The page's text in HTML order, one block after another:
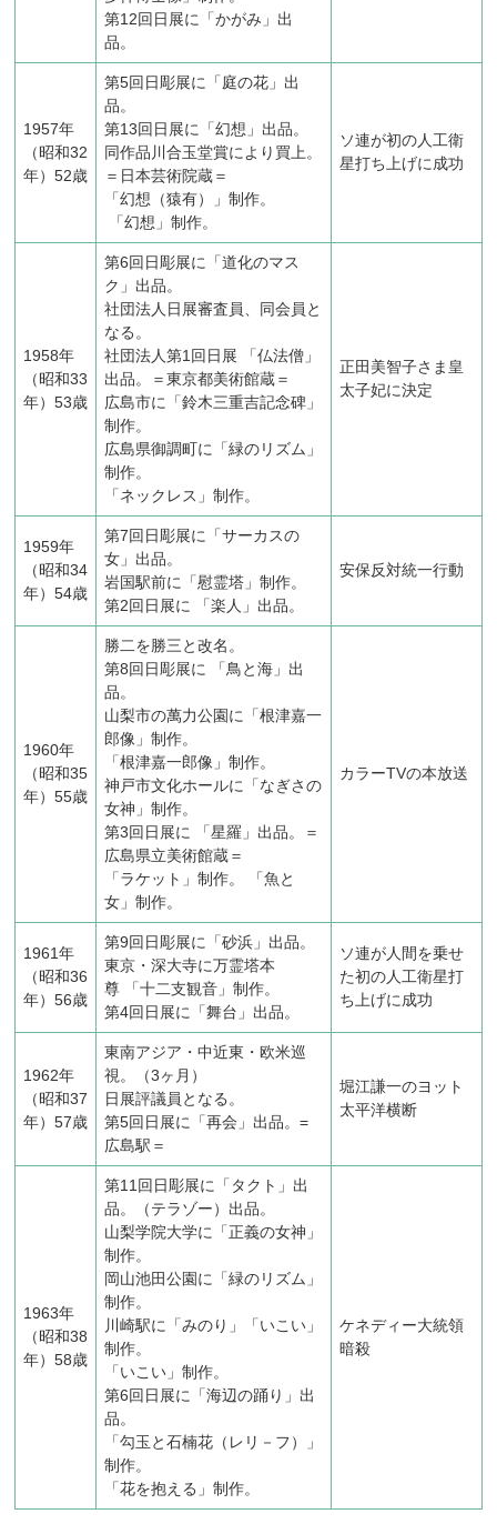
第12回日展に「かがみ」出
品。
1957年
（昭和32
年）52歳
第5回日彫展に「庭の花」出
品。
第13回日展に「幻想」出品。
同作品川合玉堂賞により買上。
＝日本芸術院蔵＝
「幻想（猿有）」制作。
「幻想」制作。
ソ連が初の人工衛
星打ち上げに成功
1958年
（昭和33
年）53歳
第6回日彫展に「道化のマス
ク」出品。
社団法人日展審査員、同会員と
なる。
社団法人第1回日展 「仏法僧」
出品。＝東京都美術館蔵＝
広島市に「鈴木三重吉記念碑」
制作。
広島県御調町に「緑のリズム」
制作。
「ネックレス」制作。
正田美智子さま皇
太子妃に決定
1959年
（昭和34
年）54歳
第7回日彫展に「サーカスの
女」出品。
岩国駅前に「慰霊塔」制作。
第2回日展に 「楽人」出品。
安保反対統一行動
1960年
（昭和35
年）55歳
勝二を勝三と改名。
第8回日彫展に 「鳥と海」出
品。
山梨市の萬力公園に「根津嘉一
郎像」制作。
「根津嘉一郎像」制作。
神戸市文化ホールに「なぎさの
女神」制作。
第3回日展に
「星羅」出品。＝
広島県立美術館蔵＝
「ラケット」制作。 「魚と
女」制作。
カラーTVの本放送
1961年
（昭和36
年）56歳
第9回日彫展に「砂浜」出品。
東京・深大寺に万霊塔本
尊 「十二支観音」制作。
第4回日展に「舞台」出品。
ソ連が人間を乗せ
た初の人工衛星打
ち上げに成功
1962年
（昭和37
年）57歳
東南アジア・中近東・欧米巡
視。（3ヶ月）
日展評議員となる。
第5回日展に「再会」出品。=
広島駅＝
堀江謙一のヨット
太平洋横断
1963年
（昭和38
年）58歳
第11回日彫展に「タクト」出
品。（テラゾー）出品。
山梨学院大学に「正義の女神」
制作。
岡山池田公園に「緑のリズム」
制作。
川崎駅に「みのり」「いこい」
制作。
「いこい」制作。
第6回日展に「海辺の踊り」出
品。
「勾玉と石楠花（レリ－フ）」
制作。
「花を抱える」制作。
ケネディー大統領
暗殺